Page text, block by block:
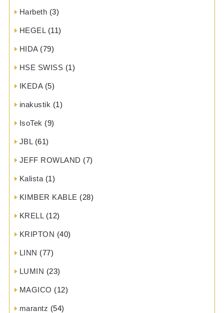
Harbeth (3)
HEGEL(11)
HIDA(79)
HSE SWISS (1)
IKEDA(5)
inakustik (1)
IsoTek (9)
JBL(61)
JEFF ROWLAND (7)
Kalista (1)
KIMBER KABLE (28)
KRELL(12)
KRIPTON (40)
LINN (77)
LUMIN (23)
MAGICO (12)
marantz (54)